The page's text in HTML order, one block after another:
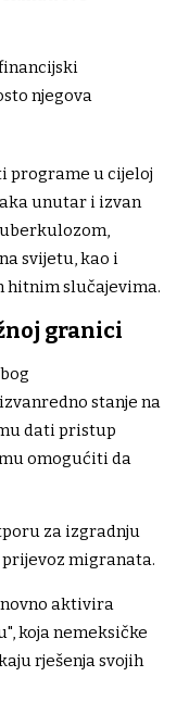
njegova
programe u cijeloj
unutar i izvan
svijetu, kao i
hitnim slučajevima.
granici
stanje na
dati pristup
omogućiti da
za izgradnju
migranata.
aktivira
koja nemeksičke
rješenja svojih